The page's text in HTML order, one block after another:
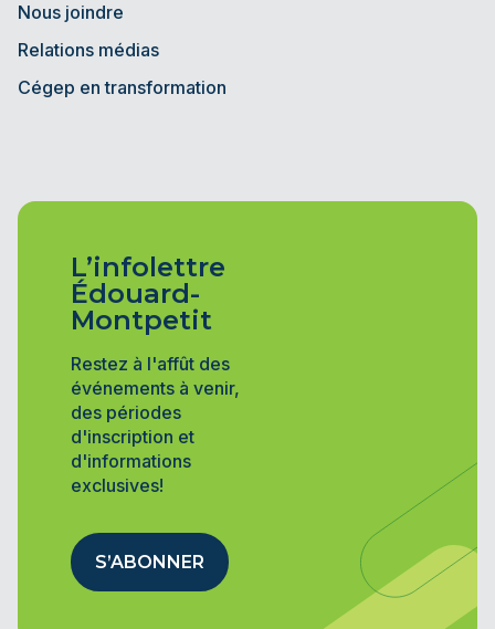
Nous joindre
Relations médias
Cégep en transformation
L’infolettre
Édouard-
Montpetit
Restez à l'affût des
événements à venir,
des périodes
d'inscription et
d'informations
exclusives!
S’ABONNER